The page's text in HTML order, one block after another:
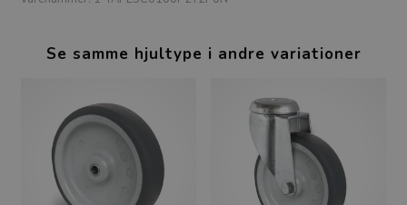
Se samme hjultype i andre variationer